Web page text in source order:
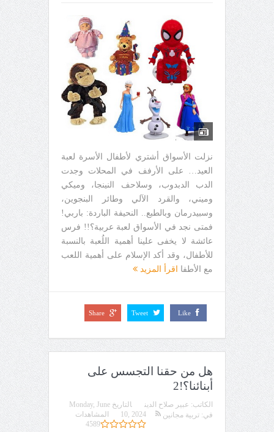
نزلت الأسواق أشتري لأطفال الأسرة لعبة
العيد… على الأرفف في المحلات وجدت
الدب الدبدوب، وسلاحف النينجا، وميكي
وميني، والقرد الآلي وطائر البنجوين،
وسبيدرمان وبالطبع.. النحيفة الباردة: باربي!
فمتى نجد في الأسواق لعبة عربية؟!! فرس
عائشة لا يخفى علينا أهمية اللُعبة بالنسبة
للأطفال، وقد أكد الإسلام على أهمية اللعب
مع الأطفا
اقرأ المزيد
Like
Tweet
Share
هل من حقنا التجسس على
أبنائنا؟!2
الكاتب: عبير صلاح الدين التاريخ Monday, June
10, 2024
في: تربية مجانين
المشاهدات
4589